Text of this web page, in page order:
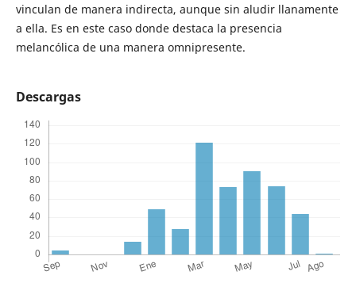
vinculan de manera indirecta, aunque sin aludir llanamente
a ella. Es en este caso donde destaca la presencia
melancólica de una manera omnipresente.
Descargas